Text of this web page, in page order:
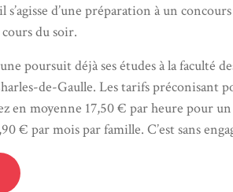
d’une préparation à un
du soir.
poursuit déjà ses études à la faculté
de-Gaulle. Les tarifs
en moyenne 17,50 € par heure pour
€ par mois par famille. C’est sans